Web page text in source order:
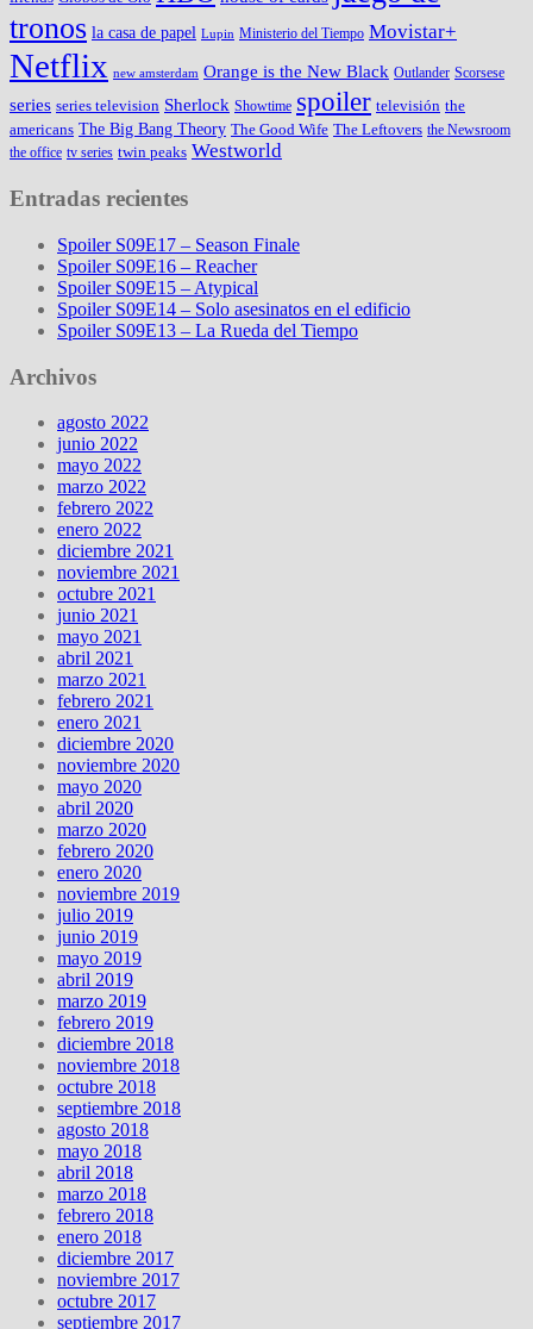
tronos la casa de papel Lupin Ministerio del Tiempo Movistar+
Netflix new amsterdam Orange is the New Black Outlander Scorsese
series series television Sherlock Showtime spoiler televisión the
americans The Big Bang Theory The Good Wife The Leftovers the Newsroom
the office tv series twin peaks Westworld
Entradas recientes
Spoiler S09E17 – Season Finale
Spoiler S09E16 – Reacher
Spoiler S09E15 – Atypical
Spoiler S09E14 – Solo asesinatos en el edificio
Spoiler S09E13 – La Rueda del Tiempo
Archivos
agosto 2022
junio 2022
mayo 2022
marzo 2022
febrero 2022
enero 2022
diciembre 2021
noviembre 2021
octubre 2021
junio 2021
mayo 2021
abril 2021
marzo 2021
febrero 2021
enero 2021
diciembre 2020
noviembre 2020
mayo 2020
abril 2020
marzo 2020
febrero 2020
enero 2020
noviembre 2019
julio 2019
junio 2019
mayo 2019
abril 2019
marzo 2019
febrero 2019
diciembre 2018
noviembre 2018
octubre 2018
septiembre 2018
agosto 2018
mayo 2018
abril 2018
marzo 2018
febrero 2018
enero 2018
diciembre 2017
noviembre 2017
octubre 2017
septiembre 2017